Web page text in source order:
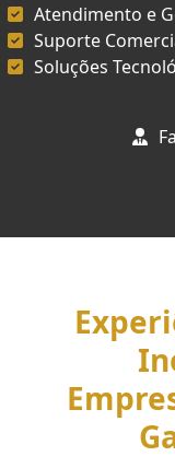
Atendimento e
Suporte
Soluções